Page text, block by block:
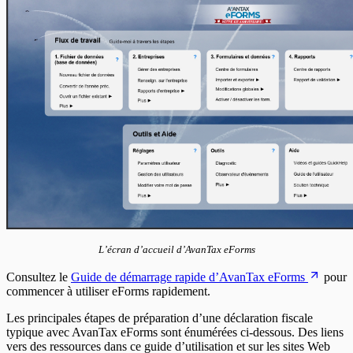
En-têtes T5007
En-têtes T5008
En-têtes T5013
En-têtes T5018
En-têtes CELI
L’écran d’accueil d’AvanTax eForms
Consultez le Guide de démarrage rapide d’AvanTax eForms
pour
commencer à utiliser eForms rapidement.
Les principales étapes de préparation d’une déclaration fiscale
typique avec AvanTax eForms sont énumérées ci-dessous. Des liens
vers des ressources dans ce guide d’utilisation et sur les sites Web